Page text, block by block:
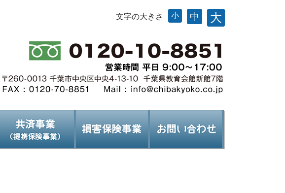
文字の大きさ 小 中 大